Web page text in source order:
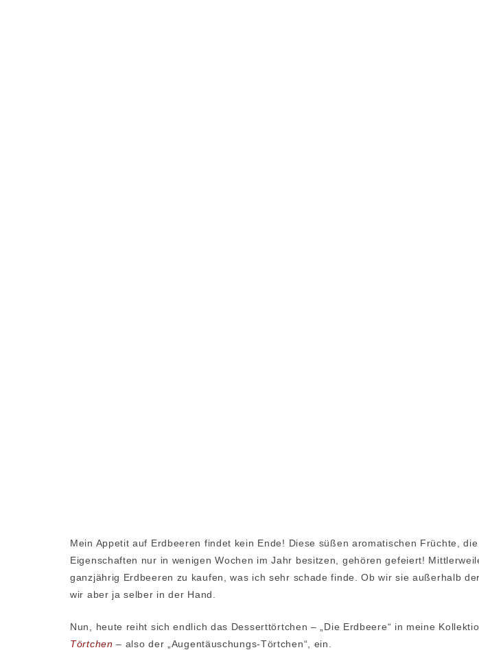
Mein Appetit auf Erdbeeren findet kein Ende! Diese süßen aromatischen Früchte,
Eigenschaften nur in wenigen Wochen im Jahr besitzen, gehören gefeiert!
ganzjährig Erdbeeren zu kaufen, was ich sehr schade finde. Ob wir sie außerhalb
wir aber ja selber in der Hand.
Nun, heute reiht sich endlich das Desserttörtchen – „Die Erdbeere“ in meine
Törtchen – also der „Augentäuschungs-Törtchen“, ein.